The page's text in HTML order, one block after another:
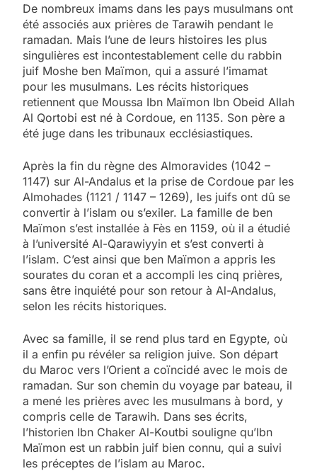
De nombreux imams dans les pays musulmans ont
été associés aux prières de Tarawih pendant le
ramadan. Mais l’une de leurs histoires les plus
singulières est incontestablement celle du rabbin
juif Moshe ben Maïmon, qui a assuré l’imamat
pour les musulmans. Les récits historiques
retiennent que Moussa Ibn Maïmon Ibn Obeid Allah
Al Qortobi est né à Cordoue, en 1135. Son père a
été juge dans les tribunaux ecclésiastiques.
Après la fin du règne des Almoravides (1042 –
1147) sur Al-Andalus et la prise de Cordoue par les
Almohades (1121 / 1147 – 1269), les juifs ont dû se
convertir à l’islam ou s’exiler. La famille de ben
Maïmon s’est installée à Fès en 1159, où il a étudié
à l’université Al-Qarawiyyin et s’est converti à
l’islam. C’est ainsi que ben Maïmon a appris les
sourates du coran et a accompli les cinq prières,
sans être inquiété pour son retour à Al-Andalus,
selon les récits historiques.
Avec sa famille, il se rend plus tard en Egypte, où
il a enfin pu révéler sa religion juive. Son départ
du Maroc vers l’Orient a coïncidé avec le mois de
ramadan. Sur son chemin du voyage par bateau, il
a mené les prières avec les musulmans à bord, y
compris celle de Tarawih. Dans ses écrits,
l’historien Ibn Chaker Al-Koutbi souligne qu’Ibn
Maïmon est un rabbin juif bien connu, qui a suivi
les préceptes de l’islam au Maroc.